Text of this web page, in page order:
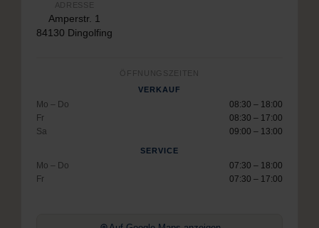
ADRESSE
Amperstr. 1
84130 Dingolfing
ÖFFNUNGSZEITEN
VERKAUF
Mo – Do
08:30 – 18:00
Fr
08:30 – 17:00
Sa
09:00 – 13:00
SERVICE
Mo – Do
07:30 – 18:00
Fr
07:30 – 17:00